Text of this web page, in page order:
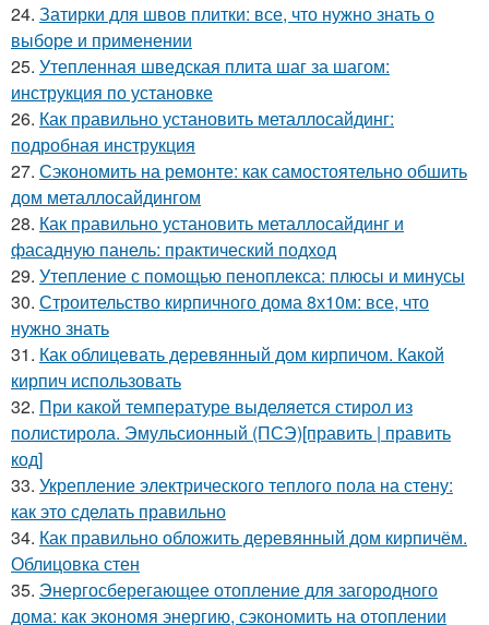
24. Затирки для швов плитки: все, что нужно знать о
выборе и применении
25. Утепленная шведская плита шаг за шагом:
инструкция по установке
26. Как правильно установить металлосайдинг:
подробная инструкция
27. Сэкономить на ремонте: как самостоятельно обшить
дом металлосайдингом
28. Как правильно установить металлосайдинг и
фасадную панель: практический подход
29. Утепление с помощью пеноплекса: плюсы и минусы
30. Строительство кирпичного дома 8х10м: все, что
нужно знать
31. Как облицевать деревянный дом кирпичом. Какой
кирпич использовать
32. При какой температуре выделяется стирол из
полистирола. Эмульсионный (ПСЭ)[править | править
код]
33. Укрепление электрического теплого пола на стену:
как это сделать правильно
34. Как правильно обложить деревянный дом кирпичём.
Облицовка стен
35. Энергосберегающее отопление для загородного
дома: как экономя энергию, сэкономить на отоплении